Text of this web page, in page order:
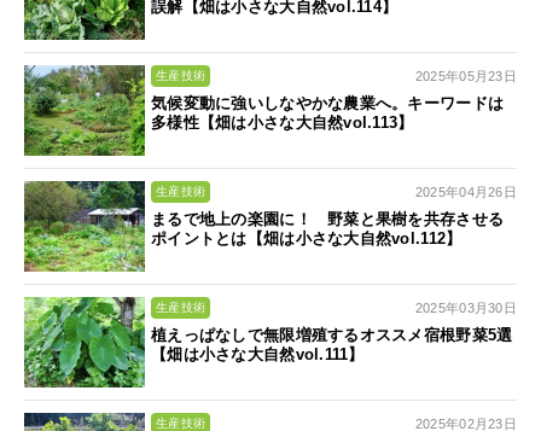
誤解【畑は小さな大自然vol.114】
生産技術 2025年05月23日
気候変動に強いしなやかな農業へ。キーワードは
多様性【畑は小さな大自然vol.113】
生産技術 2025年04月26日
まるで地上の楽園に！ 野菜と果樹を共存させる
ポイントとは【畑は小さな大自然vol.112】
生産技術 2025年03月30日
植えっぱなしで無限増殖するオススメ宿根野菜5選
【畑は小さな大自然vol.111】
生産技術 2025年02月23日